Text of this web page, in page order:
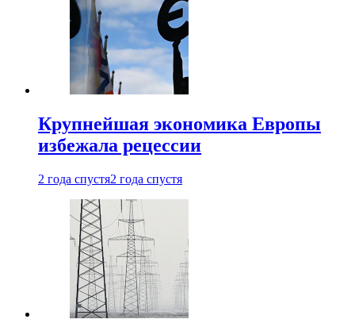
Крупнейшая экономика Европы
избежала рецессии
2 года спустя2 года спустя